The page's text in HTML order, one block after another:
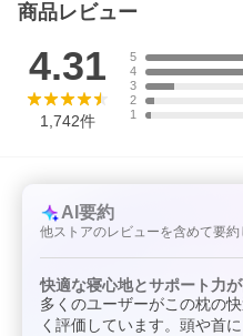
商品レビュー
4.31
1,742件
5
4
3
2
1
AI要約
他ストアのレビューを含めて要約
快適な寝心地とサポート力
多くのユーザーがこの枕の
く評価しています。頭や首